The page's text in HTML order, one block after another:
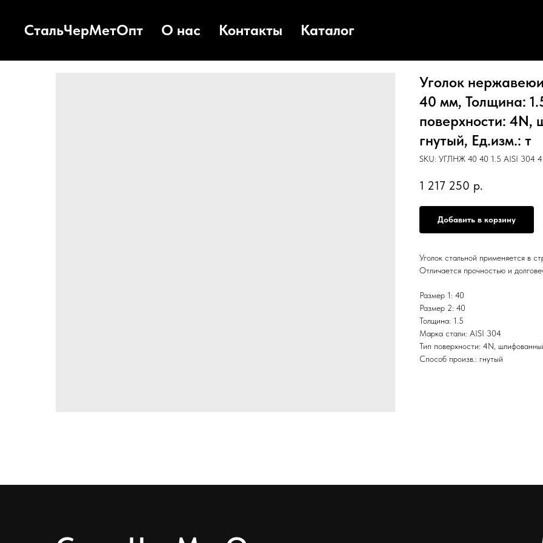
СтальЧерМетОпт О нас Контакты Каталог
Уголок
40 мм, Толщина:
поверхности: 4N,
гнутый, Ед.изм.: т
SKU: УГЛНЖ 40 40 1.5 AISI 304
1 217 250 р.
Добавить в корзину
Уголок стальной применяется в
Отличается прочностью и
Размер 1: 40
Размер 2: 40
Толщина: 1.5
Марка стали: AISI 304
Тип поверхности: 4N,
Способ произв.: гнутый